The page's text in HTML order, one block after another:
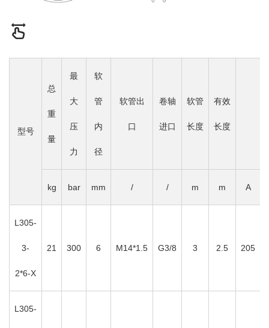
型号
总
重
量
最
大
压
力
软
管
内
径
软管出
口
卷轴
进口
软管
长度
有效
长度
kg bar mm / / m m A
L305-
3-
2*6-X
21 300 6 M14*1.5 G3/8 3 2.5 205
L305-